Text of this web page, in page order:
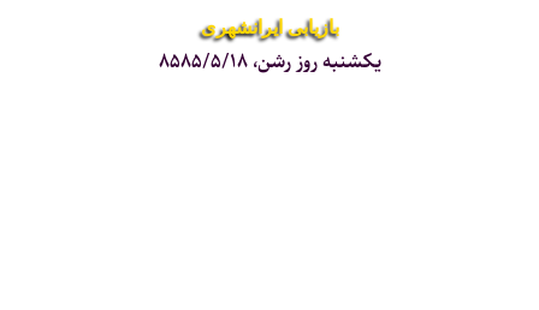
بازیابی ایرانشهری
یکشنبه روز رشن، ۸۵۸۵/۵/۱۸